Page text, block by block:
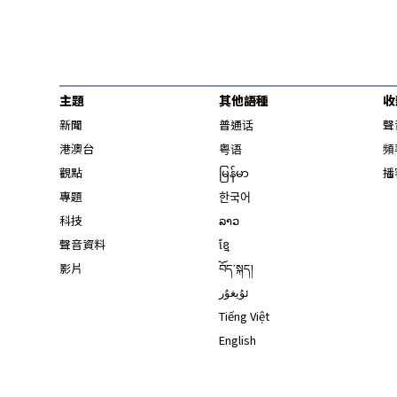
主題
新聞
港澳台
觀點
專題
科技
聲音資料
影片
其他語種
普通话
粤语
မြန်မာ
한국어
ລາວ
ខ្មែ
བོད་སྐད།
ئۇيغۇر
Tiếng Việt
English